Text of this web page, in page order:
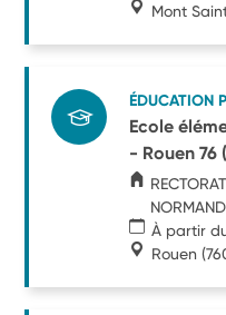
Mont
ÉDUCATION
Ecole
- Rouen 76
À partir
Rouen